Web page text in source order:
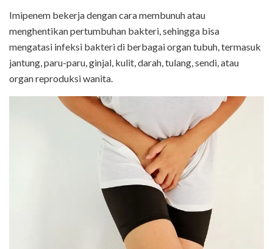
Imipenem bekerja dengan cara membunuh atau
menghentikan pertumbuhan bakteri, sehingga bisa
mengatasi infeksi bakteri di berbagai organ tubuh, termasuk
jantung, paru-paru, ginjal, kulit, darah, tulang, sendi, atau
organ reproduksi wanita.